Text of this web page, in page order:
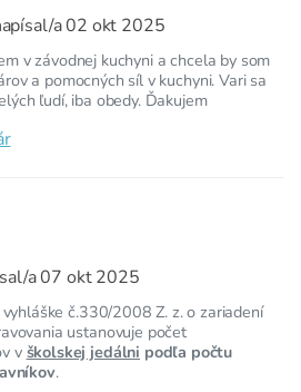
a02 okt 2025
v závodnej kuchyni a chcela by som
a pomocných síl v kuchyni. Vari sa
ľudí, iba obedy. Ďakujem
a07 okt 2025
č.330/2008 Z. z. o zariadení
ustanovuje počet
v školskej jedálni podľa počtu
.